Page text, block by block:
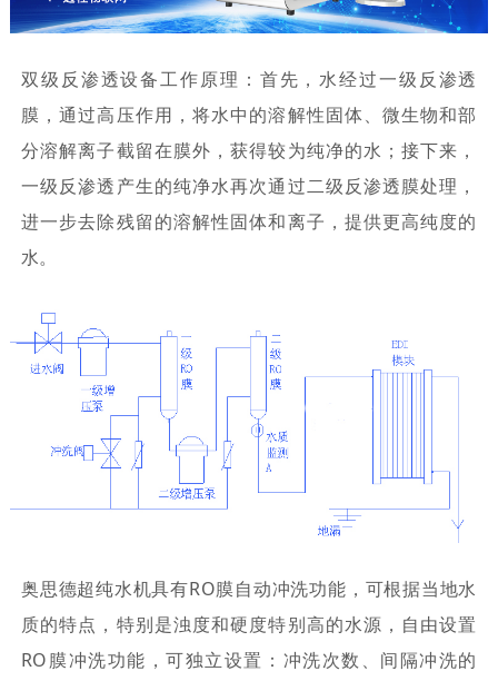
双级反渗透设备工作原理：首先，水经过一级反渗透
膜，通过高压作用，将水中的溶解性固体、微生物和部
分溶解离子截留在膜外，获得较为纯净的水；接下来，
一级反渗透产生的纯净水再次通过二级反渗透膜处理，
进一步去除残留的溶解性固体和离子，提供更高纯度的
水。
奥思德超纯水机具有RO膜自动冲洗功能，可根据当地水
质的特点，特别是浊度和硬度特别高的水源，自由设置
RO膜冲洗功能，可独立设置：冲洗次数、间隔冲洗的